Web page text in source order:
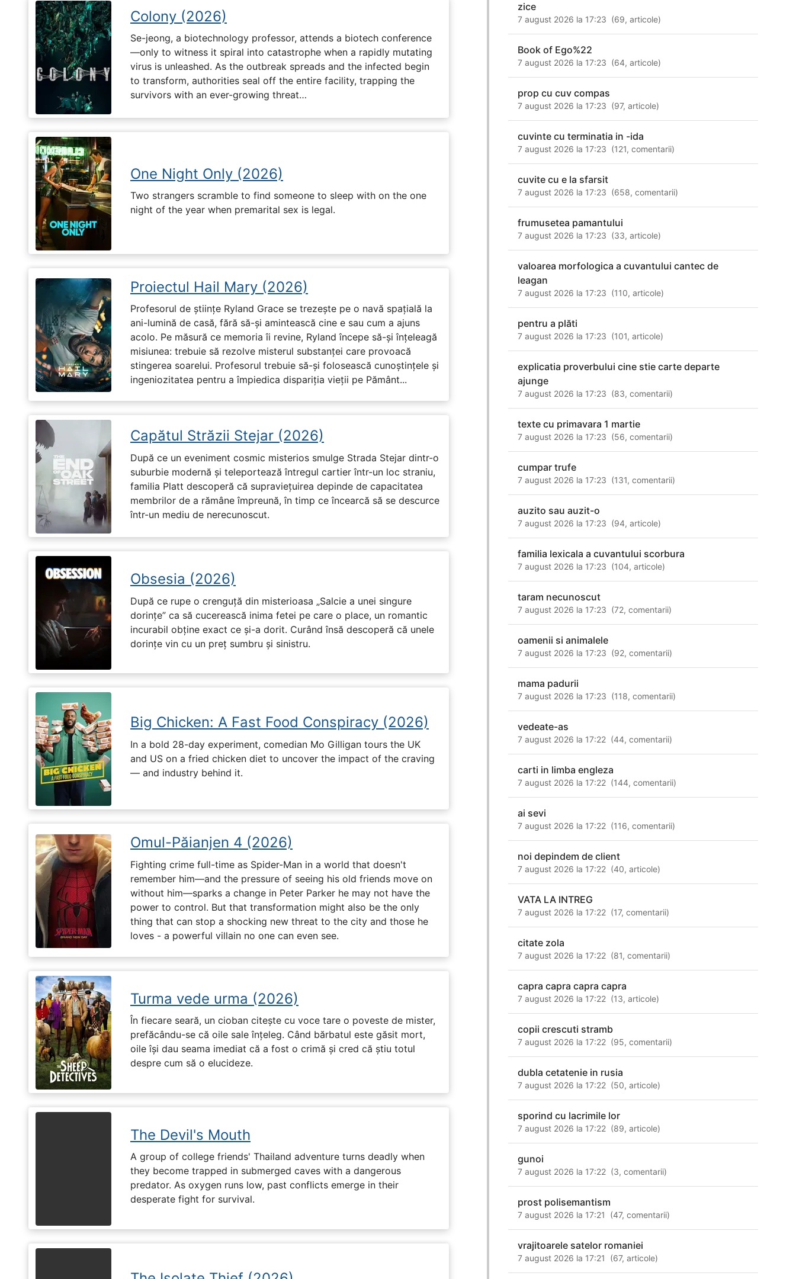
Colony (2026)
Se-jeong, a biotechnology professor, attends a biotech conference
—only to witness it spiral into catastrophe when a rapidly mutating
virus is unleashed. As the outbreak spreads and the infected begin
to transform, authorities seal off the entire facility, trapping the
survivors with an ever-growing threat…
One Night Only (2026)
Two strangers scramble to find someone to sleep with on the one
night of the year when premarital sex is legal.
Proiectul Hail Mary (2026)
Profesorul de științe Ryland Grace se trezește pe o navă spațială la
ani-lumină de casă, fără să-și amintească cine e sau cum a ajuns
acolo. Pe măsură ce memoria îi revine, Ryland începe să-și înțeleagă
misiunea: trebuie să rezolve misterul substanței care provoacă
stingerea soarelui. Profesorul trebuie să-și folosească cunoștințele și
ingeniozitatea pentru a împiedica dispariția vieții pe Pământ...
Capătul Străzii Stejar (2026)
După ce un eveniment cosmic misterios smulge Strada Stejar dintr-o
suburbie modernă și teleportează întregul cartier într-un loc straniu,
familia Platt descoperă că supraviețuirea depinde de capacitatea
membrilor de a rămâne împreună, în timp ce încearcă să se descurce
într-un mediu de nerecunoscut.
Obsesia (2026)
După ce rupe o crenguță din misterioasa „Salcie a unei singure
dorințe” ca să cucerească inima fetei pe care o place, un romantic
incurabil obține exact ce și-a dorit. Curând însă descoperă că unele
dorințe vin cu un preț sumbru și sinistru.
Big Chicken: A Fast Food Conspiracy (2026)
In a bold 28-day experiment, comedian Mo Gilligan tours the UK
and US on a fried chicken diet to uncover the impact of the craving
— and industry behind it.
Omul-Păianjen 4 (2026)
Fighting crime full-time as Spider-Man in a world that doesn't
remember him—and the pressure of seeing his old friends move on
without him—sparks a change in Peter Parker he may not have the
power to control. But that transformation might also be the only
thing that can stop a shocking new threat to the city and those he
loves - a powerful villain no one can even see.
Turma vede urma (2026)
În fiecare seară, un cioban citește cu voce tare o poveste de mister,
prefăcându-se că oile sale înțeleg. Când bărbatul este găsit mort,
oile își dau seama imediat că a fost o crimă și cred că știu totul
despre cum să o elucideze.
The Devil's Mouth
A group of college friends' Thailand adventure turns deadly when
they become trapped in submerged caves with a dangerous
predator. As oxygen runs low, past conflicts emerge in their
desperate fight for survival.
zice
7 august 2026 la 17:23 (69,articole)
Book of Ego%22
7 august 2026 la 17:23 (64,articole)
prop cu cuv compas
7 august 2026 la 17:23 (97,articole)
cuvinte cu terminatia in -ida
7 august 2026 la 17:23 (121,comentarii)
cuvite cu e la sfarsit
7 august 2026 la 17:23 (658,comentarii)
frumusetea pamantului
7 august 2026 la 17:23 (33,articole)
valoarea morfologica a cuvantului cantec de
leagan
7 august 2026 la 17:23 (110,articole)
pentru a plăti
7 august 2026 la 17:23 (101,articole)
explicatia proverbului cine stie carte departe
ajunge
7 august 2026 la 17:23 (83,comentarii)
texte cu primavara 1 martie
7 august 2026 la 17:23 (56,comentarii)
cumpar trufe
7 august 2026 la 17:23 (131,comentarii)
auzito sau auzit-o
7 august 2026 la 17:23 (94,articole)
familia lexicala a cuvantului scorbura
7 august 2026 la 17:23 (104,articole)
taram necunoscut
7 august 2026 la 17:23 (72,comentarii)
oamenii si animalele
7 august 2026 la 17:23 (92,comentarii)
mama padurii
7 august 2026 la 17:23 (118,comentarii)
vedeate-as
7 august 2026 la 17:22 (44,comentarii)
carti in limba engleza
7 august 2026 la 17:22 (144,comentarii)
ai sevi
7 august 2026 la 17:22 (116,comentarii)
noi depindem de client
7 august 2026 la 17:22 (40,articole)
VATA LA INTREG
7 august 2026 la 17:22 (17,comentarii)
citate zola
7 august 2026 la 17:22 (81,comentarii)
capra capra capra capra
7 august 2026 la 17:22 (13,articole)
copii crescuti stramb
7 august 2026 la 17:22 (95,comentarii)
dubla cetatenie in rusia
7 august 2026 la 17:22 (50,articole)
sporind cu lacrimile lor
7 august 2026 la 17:22 (89,articole)
gunoi
7 august 2026 la 17:22 (3,comentarii)
prost polisemantism
7 august 2026 la 17:21 (47,comentarii)
vrajitoarele satelor romaniei
7 august 2026 la 17:21 (67,articole)